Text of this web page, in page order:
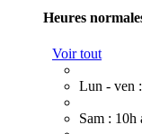
Heures
Voir tout
Lun - ven
Sam : 10h